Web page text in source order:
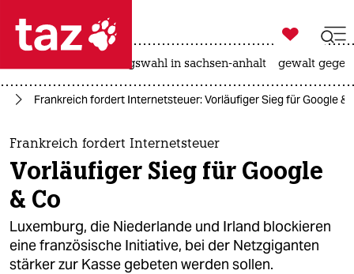
 taz zahl ich
taz zahl ich
themen
politik
öko
gesellschaft

taz zahl ich
landtagswahl in sachsen-anhalt gewalt
Frankreich fordert Internetsteuer: Vorläufiger Sieg für Google &
Frankreich fordert Internetsteuer
Vorläufiger Sieg für Google
& Co
Luxemburg, die Niederlande und Irland blockieren
eine französische Initiative, bei der Netzgiganten
stärker zur Kasse gebeten werden sollen.